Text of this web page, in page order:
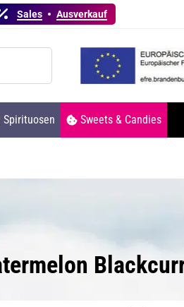
Sales Ausverkauf
Spirituosen Sweets & Candies